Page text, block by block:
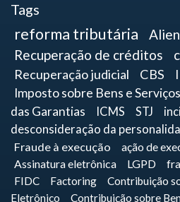
Tags
reforma tributária
Recuperação de créditos
Recuperação judicial CBS
Imposto sobre Bens e
das Garantias
ICMS STJ
desconsideração da
Fraude à execução
ação de
Assinatura eletrônica
LGPD
FIDC Factoring Contribuição
Eletrônico
Contribuição sobre